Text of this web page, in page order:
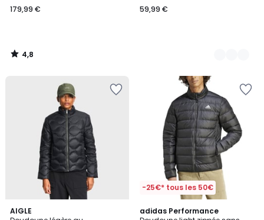
179,99 €
4,8
/
59,99 €
AIGLE
2
-25€* tous les 50€
adidas Performance
4,4